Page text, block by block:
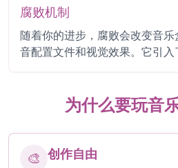
腐败机制
随着你的进步，腐败会改变音
音配置文件和视觉效果。它引入
为什么要玩音
🎨 创作自由